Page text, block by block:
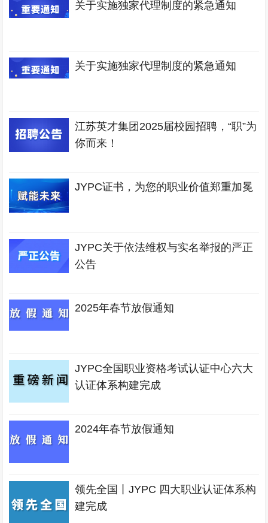
关于实施独家代理制度的紧急通知
关于实施独家代理制度的紧急通知
江苏英才集团2025届校园招聘，“职”为
你而来！
JYPC证书，为您的职业价值郑重加冕
JYPC关于依法维权与实名举报的严正
公告
2025年春节放假通知
JYPC全国职业资格考试认证中心六大
认证体系构建完成
2024年春节放假通知
领先全国丨JYPC 四大职业认证体系构
建完成